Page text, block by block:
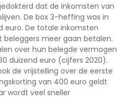
dat de inkomsten van
De box 3-heffing was in
euro. De totale inkomsten
beleggers meer gaan betalen.
over hun belegde vermogen
duizend euro (cijfers 2020).
de vrijstelling over de eerste
van 400 euro geldt
wordt veel sneller